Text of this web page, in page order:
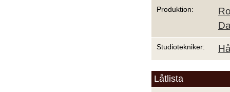
Produktion:
Studiotekniker:
Låtlista